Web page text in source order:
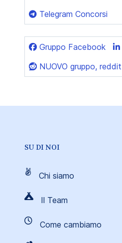
Telegram Concorsi
Gruppo Facebook
NUOVO gruppo, reddit
SU DI NOI
Chi siamo
Il Team
Come cambiamo